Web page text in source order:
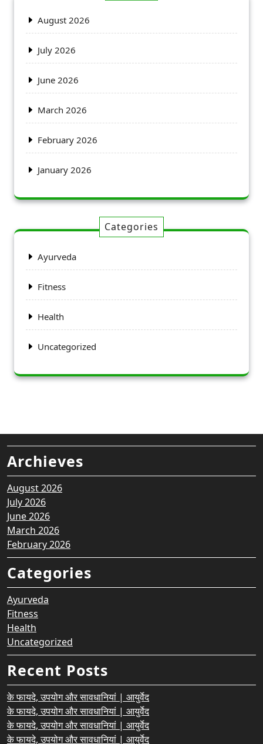
August 2026
July 2026
June 2026
March 2026
February 2026
January 2026
Categories
Ayurveda
Fitness
Health
Uncategorized
Archieves
August 2026
July 2026
June 2026
March 2026
February 2026
Categories
Ayurveda
Fitness
Health
Uncategorized
Recent Posts
के फायदे, उपयोग और सावधानियां | आयुर्वेद
के फायदे, उपयोग और सावधानियां | आयुर्वेद
के फायदे, उपयोग और सावधानियां | आयुर्वेद
के फायदे, उपयोग और सावधानियां | आयुर्वेद